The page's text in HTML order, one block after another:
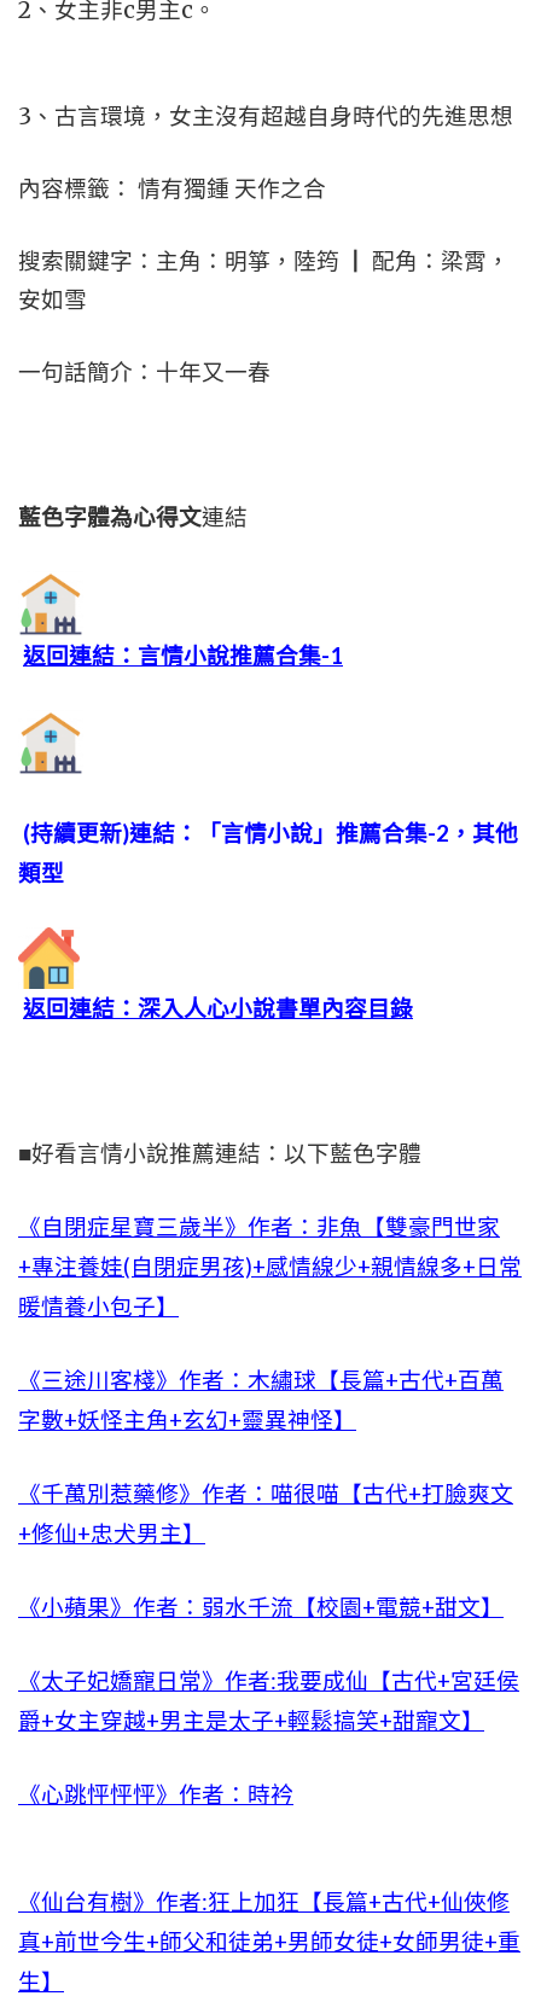
2、女主非c男主c。
3、古言環境，女主沒有超越自身時代的先進思想
內容標籤： 情有獨鍾 天作之合
搜索關鍵字：主角：明箏，陸筠 ┃ 配角：梁霄，
安如雪
一句話簡介：十年又一春
藍色字體為心得文連結
返回連結：言情小說推薦合集-1
(持續更新)連結：「言情小說」推薦合集-2，其他
類型
返回連結：深入人心小說書單內容目錄
■好看言情小說推薦連結：以下藍色字體
《自閉症星寶三歲半》作者：非魚【雙豪門世家
+專注養娃(自閉症男孩)+感情線少+親情線多+日常
暖情養小包子】
《三途川客棧》作者：木繡球【長篇+古代+百萬
字數+妖怪主角+玄幻+靈異神怪】
《千萬別惹藥修》作者：喵很喵【古代+打臉爽文
+修仙+忠犬男主】
《小蘋果》作者：弱水千流【校園+電競+甜文】
《太子妃嬌寵日常》作者:我要成仙【古代+宮廷侯
爵+女主穿越+男主是太子+輕鬆搞笑+甜寵文】
《心跳怦怦怦》作者：時衿
《仙台有樹》作者:狂上加狂【長篇+古代+仙俠修
真+前世今生+師父和徒弟+男師女徒+女師男徒+重
生】